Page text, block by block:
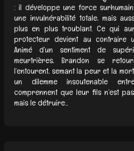
: il développe une force
une invulnérabilité totale, mais
plus en plus troublant. Ce qui
protecteur devient au contraire
Animé d’un sentiment de
meurtrières, Brandon se
l’entourent, semant la peur et la
un dilemme insoutenable
comprennent que leur fils n’est
mais le détruire...